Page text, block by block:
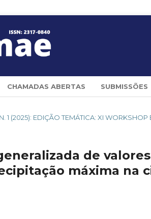
CHAMADAS ABERTAS SUBMISSÕES
1 (2025): EDIÇÃO TEMÁTICA: XI
de
máxima na